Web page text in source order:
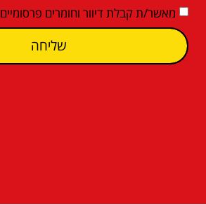
מאשר/ת קבלת דיוור וחומרים פרסומיים
שליחה